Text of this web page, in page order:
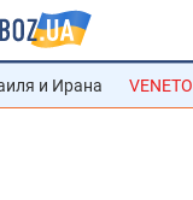
и Ирана VENETO